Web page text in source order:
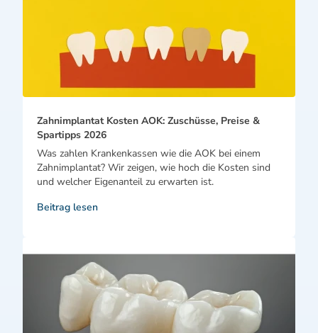
Zahnimplantat Kosten AOK: Zuschüsse, Preise &
Spartipps 2026
Was zahlen Krankenkassen wie die AOK bei einem
Zahnimplantat? Wir zeigen, wie hoch die Kosten sind
und welcher Eigenanteil zu erwarten ist.
Beitrag lesen